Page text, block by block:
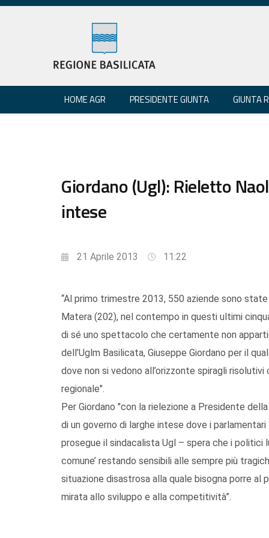
HOME AGR PRESIDENTE GIUNTA GIUNTA
Giordano (Ugl): Rieletto
intese
21 Aprile 2013 11:22
“Al primo trimestre 2013, 550 aziende sono
Matera (202), nel contempo in questi ultimi
di sé uno spettacolo che certamente non
dell’Uglm Basilicata, Giuseppe Giordano per il
dove non si vedono all’orizzonte spiragli
regionale".
Per Giordano "con la rielezione a Presidente
di un governo di larghe intese dove i
prosegue il sindacalista Ugl – spera che i politici
comune’ restando sensibili alle sempre più
situazione disastrosa alla quale bisogna porre
mirata allo sviluppo e alla competitività”.